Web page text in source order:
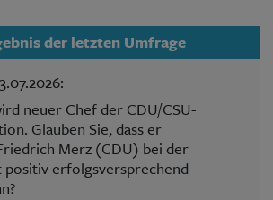
der letzten Umfrage
neuer Chef der CDU/CSU-
Glauben Sie, dass er
Merz (CDU) bei der
positiv erfolgsversprechend